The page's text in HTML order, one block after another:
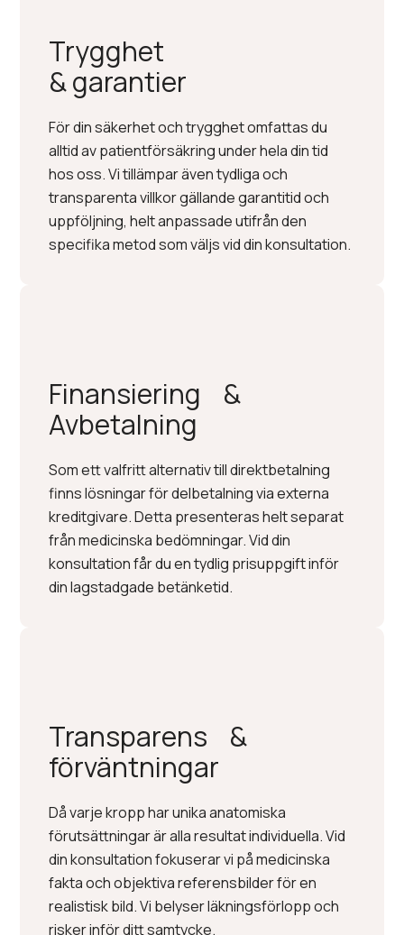
Trygghet
& garantier
För din säkerhet och trygghet omfattas du
alltid av patientförsäkring under hela din tid
hos oss. Vi tillämpar även tydliga och
transparenta villkor gällande garantitid och
uppföljning, helt anpassade utifrån den
specifika metod som väljs vid din konsultation.
Finansiering &
Avbetalning
Som ett valfritt alternativ till direktbetalning
finns lösningar för delbetalning via externa
kreditgivare. Detta presenteras helt separat
från medicinska bedömningar. Vid din
konsultation får du en tydlig prisuppgift inför
din lagstadgade betänketid.
Transparens &
förväntningar
Då varje kropp har unika anatomiska
förutsättningar är alla resultat individuella. Vid
din konsultation fokuserar vi på medicinska
fakta och objektiva referensbilder för en
realistisk bild. Vi belyser läkningsförlopp och
risker inför ditt samtycke.